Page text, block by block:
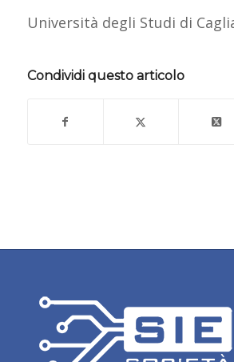
Università degli Studi di
Condividi questo articolo